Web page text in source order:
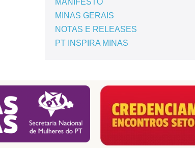
MINAS GERAIS
NOTAS E RELEASES
PT INSPIRA MINAS